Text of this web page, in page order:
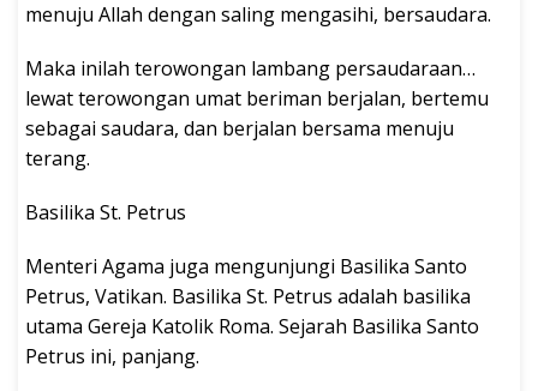
menuju Allah dengan saling mengasihi, bersaudara.
Maka inilah terowongan lambang persaudaraan…
lewat terowongan umat beriman berjalan, bertemu
sebagai saudara, dan berjalan bersama menuju
terang.
Basilika St. Petrus
Menteri Agama juga mengunjungi Basilika Santo
Petrus, Vatikan. Basilika St. Petrus adalah basilika
utama Gereja Katolik Roma. Sejarah Basilika Santo
Petrus ini, panjang.